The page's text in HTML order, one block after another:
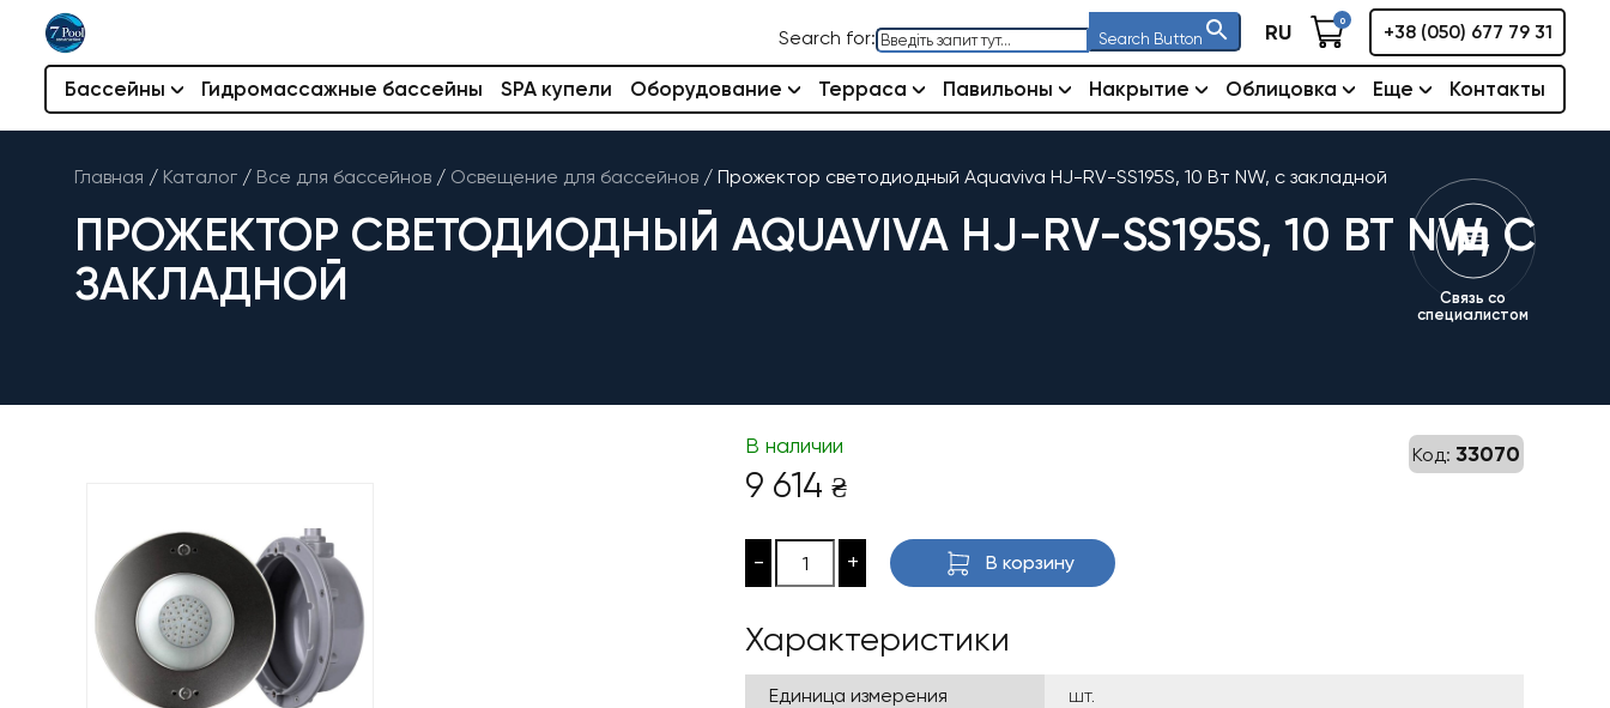
Search for: Search Button RU 0
+38 (050) 677 79 31
Бассейны Гидромассажные бассейны SPA купели Оборудование Терраса Павильоны Накрытие Облицовка Еще Контакты
Главная / Каталог / Все для бассейнов / Освещение для бассейнов / Прожектор светодиодный Aquaviva HJ-RV-SS195S, 10 Вт NW, с закладной
ПРОЖЕКТОР СВЕТОДИОДНЫЙ AQUAVIVA HJ-RV-SS195S, 10 ВТ NW, С
ЗАКЛАДНОЙ
Связь со
специалистом
Код: 33070
В наличии
9 614 ₴
- + В корзину
Характеристики
Единица измерения
шт.